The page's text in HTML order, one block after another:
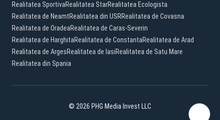
Realitatea SportivaRealitatea StarRealitatea Ecologista
Realitatea de NeamtRealitatea din USRRealitatea de Covasna
Realitatea de OradeaRealitatea de Caras-Severin
Realitatea de HarghitaRealitatea de ConstantaRealitatea de Arad
Realitatea de ArgesRealitatea de IasiRealitatea de Satu Mare
Realitatea din Spania
© 2026 PHG Media Invest LLC